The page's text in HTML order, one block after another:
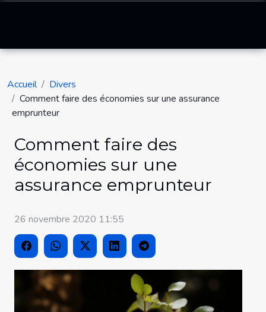
Accueil
Divers
Comment faire des économies sur une assurance
emprunteur
Comment faire des
économies sur une
assurance emprunteur
26 novembre 2020 11:55